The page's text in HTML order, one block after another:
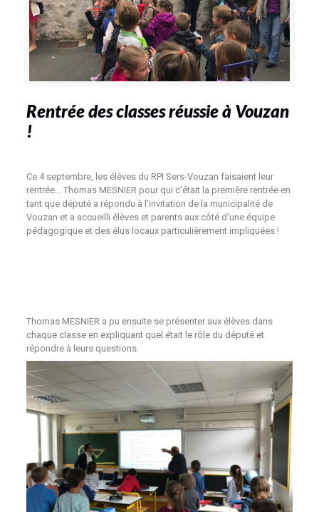
Rentrée des classes réussie à Vouzan
!
Ce 4 septembre, les élèves du RPI Sers-Vouzan faisaient leur
rentrée… Thomas MESNIER pour qui c’était la première rentrée en
tant que député a répondu à l’invitation de la municipalité de
Vouzan et a accueilli élèves et parents aux côté d’une équipe
pédagogique et des élus locaux particulièrement impliquées !
Thomas MESNIER a pu ensuite se présenter aux élèves dans
chaque classe en expliquant quel était le rôle du député et
répondre à leurs questions.